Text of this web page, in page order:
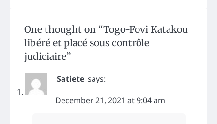
One thought on “Togo-Fovi Katakou
libéré et placé sous contrôle
judiciaire”
Satiete says:
December 21, 2021 at 9:04 am